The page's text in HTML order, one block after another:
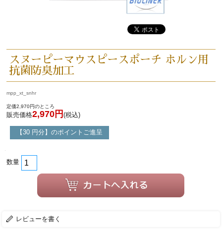
スヌーピーマウスピースポーチ ホルン用
抗菌防臭加工
mpp_xt_snhr
定価2,970円のところ
販売価格2,970円 (税込)
【30 円分】のポイントご進呈
数量
レビューを書く